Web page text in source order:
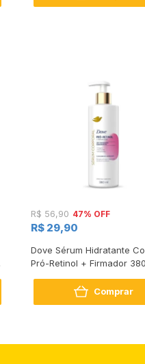
R$ 56,90 47% OFF
R$ 29,90
Dove Sérum Hidratante
Pró-Retinol + Firmador
Comprar